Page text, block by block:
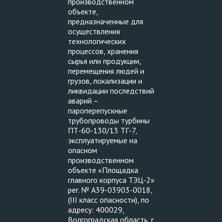
объекте,
предназначенные для
осуществления
технологических
процессов, хранения
сырья или продукции,
перемещения людей и
грузов, локализации и
ликвидации последствий
аварий –
пароперепускные
трубопроводы турбины
ПТ-60-130/13 ТГ-7,
эксплуатируемые на
опасном
производственном
объекте «Площадка
главного корпуса ТЭЦ-2»
рег. № А39-03903-0018,
(III класс опасности), по
адресу: 400029,
Волгоградская область, г.